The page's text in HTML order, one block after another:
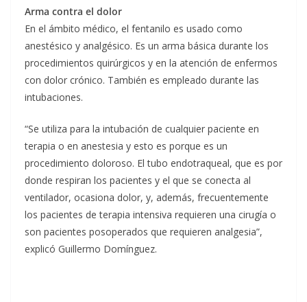
Arma contra el dolor
En el ámbito médico, el fentanilo es usado como
anestésico y analgésico. Es un arma básica durante los
procedimientos quirúrgicos y en la atención de enfermos
con dolor crónico. También es empleado durante las
intubaciones.
“Se utiliza para la intubación de cualquier paciente en
terapia o en anestesia y esto es porque es un
procedimiento doloroso. El tubo endotraqueal, que es por
donde respiran los pacientes y el que se conecta al
ventilador, ocasiona dolor, y, además, frecuentemente
los pacientes de terapia intensiva requieren una cirugía o
son pacientes posoperados que requieren analgesia”,
explicó Guillermo Domínguez.